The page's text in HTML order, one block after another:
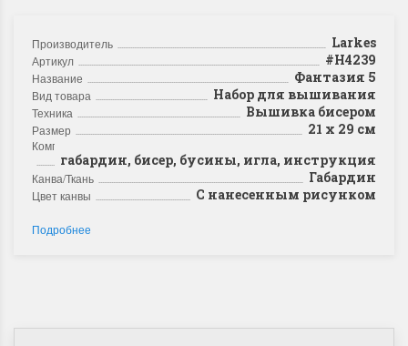
Производитель Larkes
Артикул #Н4239
Название Фантазия 5
Вид товара Набор для вышивания
Техника Вышивка бисером
Размер 21 х 29 см
Комплектация
габардин, бисер, бусины, игла, инструкция
Канва/Ткань Габардин
Цвет канвы С нанесенным рисунком
Подробнее